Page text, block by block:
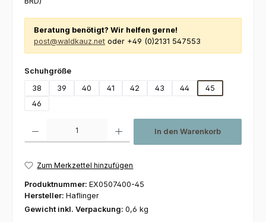
Beratung benötigt? Wir helfen gerne!
post@waldkauz.net oder +49 (0)2131 547553
Schuhgrößeauswählen
38
39 40 41 42 43 44
45
46
In den Warenkorb
Zum Merkzettel hinzufügen
Produktnummer: EX0507400-45
Hersteller: Haflinger
Gewicht inkl. Verpackung: 0,6 kg